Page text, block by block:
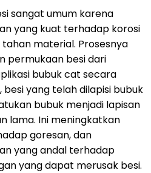
sangat umum karena
yang kuat terhadap korosi
material. Prosesnya
permukaan besi dari
bubuk cat secara
yang telah dilapisi bubuk
bubuk menjadi lapisan
lama. Ini meningkatkan
goresan, dan
yang andal terhadap
yang dapat merusak besi.